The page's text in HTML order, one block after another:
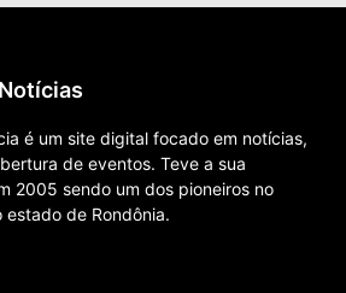
é um site digital focado em notícias,
de eventos. Teve a sua
2005 sendo um dos pioneiros no
estado de Rondônia.